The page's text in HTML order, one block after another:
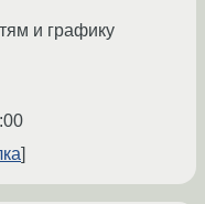
и графику